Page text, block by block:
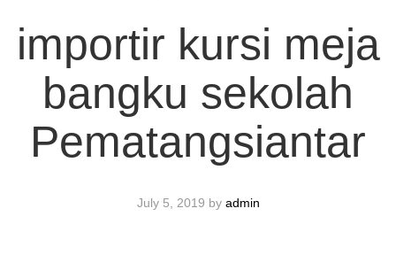
importir kursi meja
bangku sekolah
Pematangsiantar
July 5, 2019 by admin